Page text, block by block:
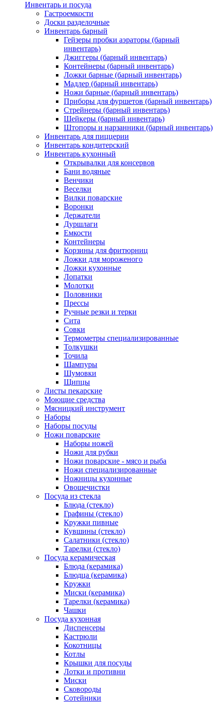
Инвентарь и посуда
Гастроемкости
Доски разделочные
Инвентарь барный
Гейзеры пробки аэраторы (барный
инвентарь)
Джиггеры (барный инвентарь)
Контейнеры (барный инвентарь)
Ложки барные (барный инвентарь)
Мадлер (барный инвентарь)
Ножи барные (барный инвентарь)
Приборы для фуршетов (барный инвентарь)
Стрейнеры (барный инвентарь)
Шейкеры (барный инвентарь)
Штопоры и нарзанники (барный инвентарь)
Инвентарь для пиццерии
Инвентарь кондитерский
Инвентарь кухонный
Открывалки для консервов
Бани водяные
Венчики
Веселки
Вилки поварские
Воронки
Держатели
Дуршлаги
Емкости
Контейнеры
Корзины для фритюрниц
Ложки для мороженого
Ложки кухонные
Лопатки
Молотки
Половники
Прессы
Ручные резки и терки
Сита
Совки
Термометры специализированные
Толкушки
Точила
Шампуры
Шумовки
Щипцы
Листы пекарские
Моющие средства
Мясницкий инструмент
Наборы
Наборы посуды
Ножи поварские
Наборы ножей
Ножи для рубки
Ножи поварские - мясо и рыба
Ножи специализированные
Ножницы кухонные
Овощечистки
Посуда из стекла
Блюда (стекло)
Графины (стекло)
Кружки пивные
Кувшины (стекло)
Салатники (стекло)
Тарелки (стекло)
Посуда керамическая
Блюда (керамика)
Блюдца (керамика)
Кружки
Миски (керамика)
Тарелки (керамика)
Чашки
Посуда кухонная
Диспенсеры
Кастрюли
Кокотницы
Котлы
Крышки для посуды
Лотки и противни
Миски
Сковороды
Сотейники